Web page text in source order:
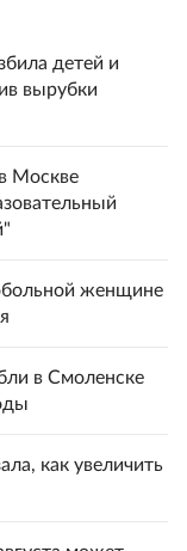
детей и
вырубки
Москве
женщине
в Смоленске
как увеличить